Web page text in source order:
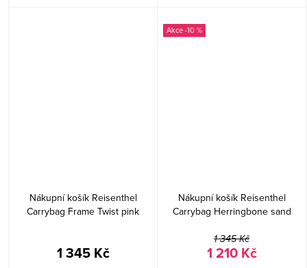
Nákupní košík Reisenthel
Carrybag Frame Twist pink
1 345 Kč
-10 %
Nákupní košík Reisenthel
Carrybag Herringbone sand
1 345 Kč
1 210 Kč